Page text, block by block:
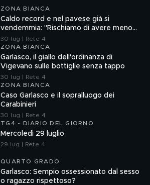
ZONA BIANCA
Caldo record e nel pavese già si
vendemmia: "Rischiamo di avere meno
vino"
30 lug | Rete 4
ZONA BIANCA
Garlasco, il giallo dell'ordinanza di
Vigevano sulle bottiglie senza tappo
30 lug | Rete 4
ZONA BIANCA
Caso Garlasco e il sopralluogo dei
Carabinieri
30 lug | Rete 4
TG4 - DIARIO DEL GIORNO
Mercoledì 29 luglio
29 lug | Rete 4
QUARTO GRADO
Garlasco: Sempio ossessionato dal sesso
o ragazzo rispettoso?